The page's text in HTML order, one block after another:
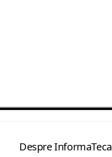
Despre InformaTeca